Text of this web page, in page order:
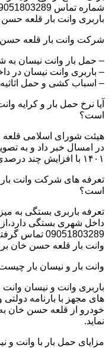
باربری وانت بار قلعه حسن
شرکت وانت بار قلعه حسن
– حمل بار وانت نیسان به
– باربری وانت نیسان در
– اسباب کشی و حمل
است؟
هیئت شورای اسلامی
در امسال خبر داد و به
۱۴۰۱ با افزایش چند درصدی مواجه شد.
است؟
تعرفه باربری بستگی به
داخل شهری بستگی
وانت بار قلعه حسن خان
وانت بار و نیسان بار
باربری وانت و نیسان
های مجهز با بارنامه دولتی
خودرو از قلعه حسن خان
نماید.
مزایای حمل بار با وانت و